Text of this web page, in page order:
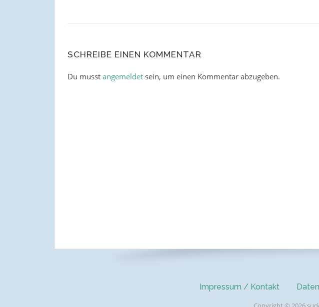
SCHREIBE EINEN KOMMENTAR
Du musst angemeldetsein, um einen Kommentar abzugeben.
Impressum / Kontakt